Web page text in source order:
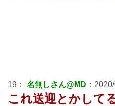
19： 名無しさん@MD ：
これ送迎とかして